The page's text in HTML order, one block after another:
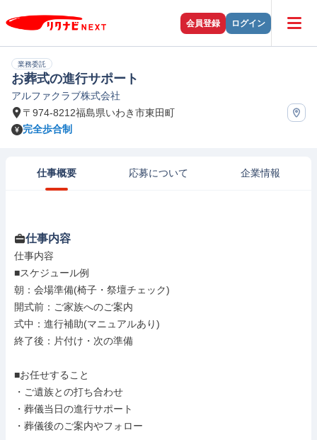
会員登録 ログイン
業務委託
お葬式の進行サポート
アルファクラブ株式会社
〒974-8212福島県いわき市東田町
完全歩合制
仕事概要 応募について 企業情報
仕事内容
仕事内容
■スケジュール例
朝：会場準備(椅子・祭壇チェック)
開式前：ご家族へのご案内
式中：進行補助(マニュアルあり)
終了後：片付け・次の準備
■お任せすること
・ご遺族との打ち合わせ
・葬儀当日の進行サポート
・葬儀後のご案内やフォロー